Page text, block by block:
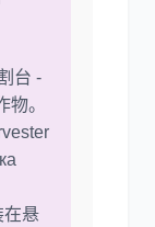
台 -
。
在悬